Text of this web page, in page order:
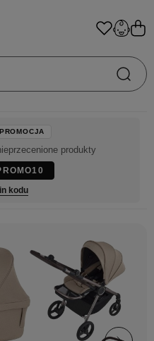
produkty
kodu